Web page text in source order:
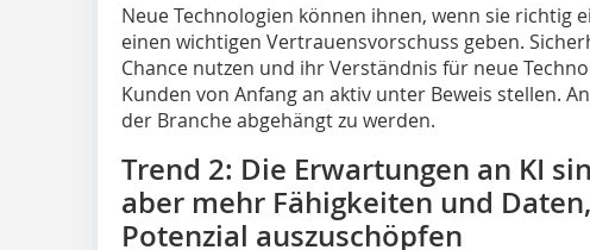
Neue Technologien können ihnen, wenn sie richtig
einen wichtigen Vertrauensvorschuss geben.
Chance nutzen und ihr Verständnis für neue
Kunden von Anfang an aktiv unter Beweis stellen.
der Branche abgehängt zu werden.
Trend 2: Die Erwartungen an KI
aber mehr ­Fähigkeiten und
Potenzial auszuschöpfen